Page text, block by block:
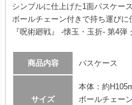
シンプルに仕上げた1面パスケース
ボールチェーン付きで持ち運びに
『呪術廻戦』 -懐玉・玉折- 第4弾
商品内容 パスケース
サイズ
本体：約
ボールチェー